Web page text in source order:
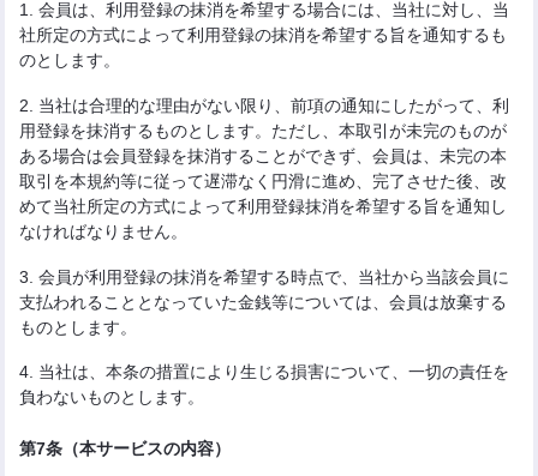
1. 会員は、利用登録の抹消を希望する場合には、当社に対し、当
社所定の方式によって利用登録の抹消を希望する旨を通知するも
のとします。
2. 当社は合理的な理由がない限り、前項の通知にしたがって、利
用登録を抹消するものとします。ただし、本取引が未完のものが
ある場合は会員登録を抹消することができず、会員は、未完の本
取引を本規約等に従って遅滞なく円滑に進め、完了させた後、改
めて当社所定の方式によって利用登録抹消を希望する旨を通知し
なければなりません。
3. 会員が利用登録の抹消を希望する時点で、当社から当該会員に
支払われることとなっていた金銭等については、会員は放棄する
ものとします。
4. 当社は、本条の措置により生じる損害について、一切の責任を
負わないものとします。
第7条（本サービスの内容）